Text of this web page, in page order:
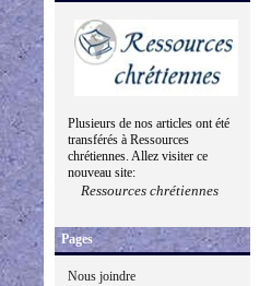
Plusieurs de nos articles ont été
transférés à Ressources
chrétiennes. Allez visiter ce
nouveau site:
Ressources chrétiennes
Pages
Nous joindre